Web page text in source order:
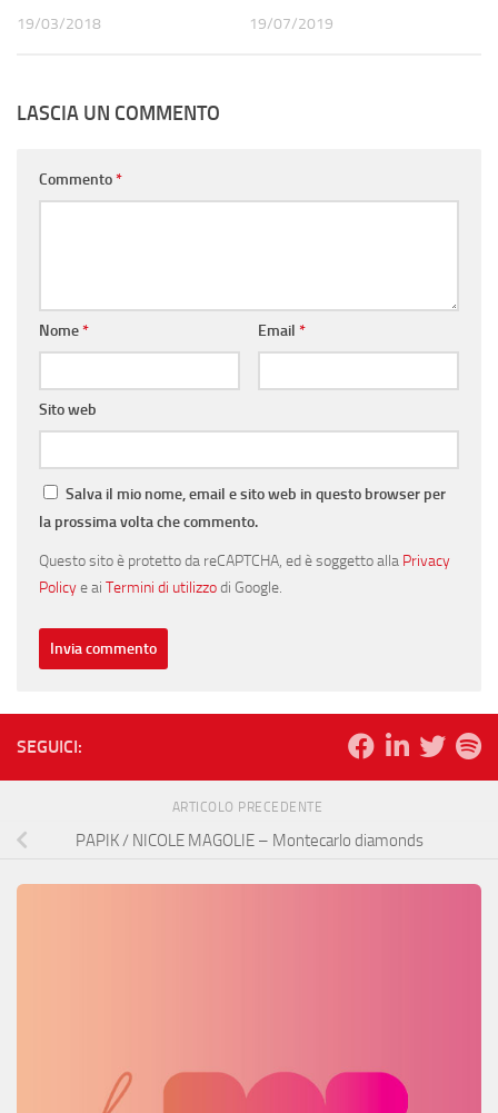
19/03/2018 19/07/2019
LASCIA UN COMMENTO
Commento*
Nome* Email *
Sito web
Salva il mio nome, email e sito web in questo browser per
la prossima volta che commento.
Questo sito è protetto da reCAPTCHA, ed è soggetto alla Privacy
Policye ai Termini di utilizzodi Google.
SEGUICI:
ARTICOLO PRECEDENTE
PAPIK / NICOLE MAGOLIE – Montecarlo diamonds